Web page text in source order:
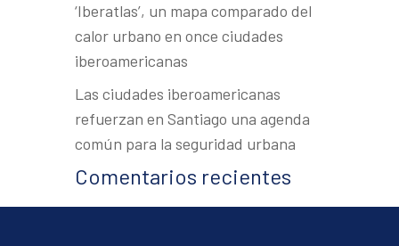
‘Iberatlas’, un mapa comparado del
calor urbano en once ciudades
iberoamericanas
Las ciudades iberoamericanas
refuerzan en Santiago una agenda
común para la seguridad urbana
Comentarios recientes